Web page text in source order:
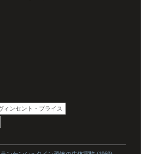
ィンセント・プライス